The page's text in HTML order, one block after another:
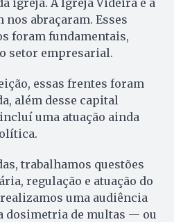
nos abraçaram. Esses
foram fundamentais,
setor empresarial.
essas frentes foram
além desse capital
uma atuação ainda
trabalhamos questões
regulação e atuação do
uma audiência
dosimetria de multas — ou